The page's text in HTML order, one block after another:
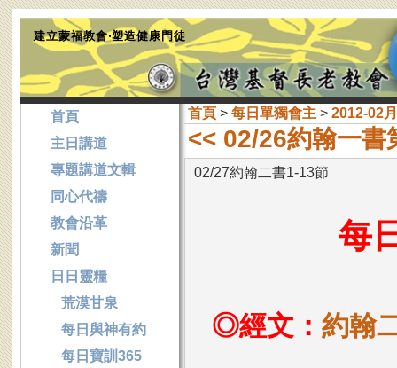
建立蒙福教會‧塑造健康門徒
首頁> 每日單獨會主> 2012-02月
<< 02/26約翰一書
02/27約翰二書1-13節
每
◎經文： 約翰
首頁
主日講道
專題講道文輯
同心代禱
教會沿革
新聞
日日靈糧
荒漠甘泉
每日與神有約
每日寶訓365